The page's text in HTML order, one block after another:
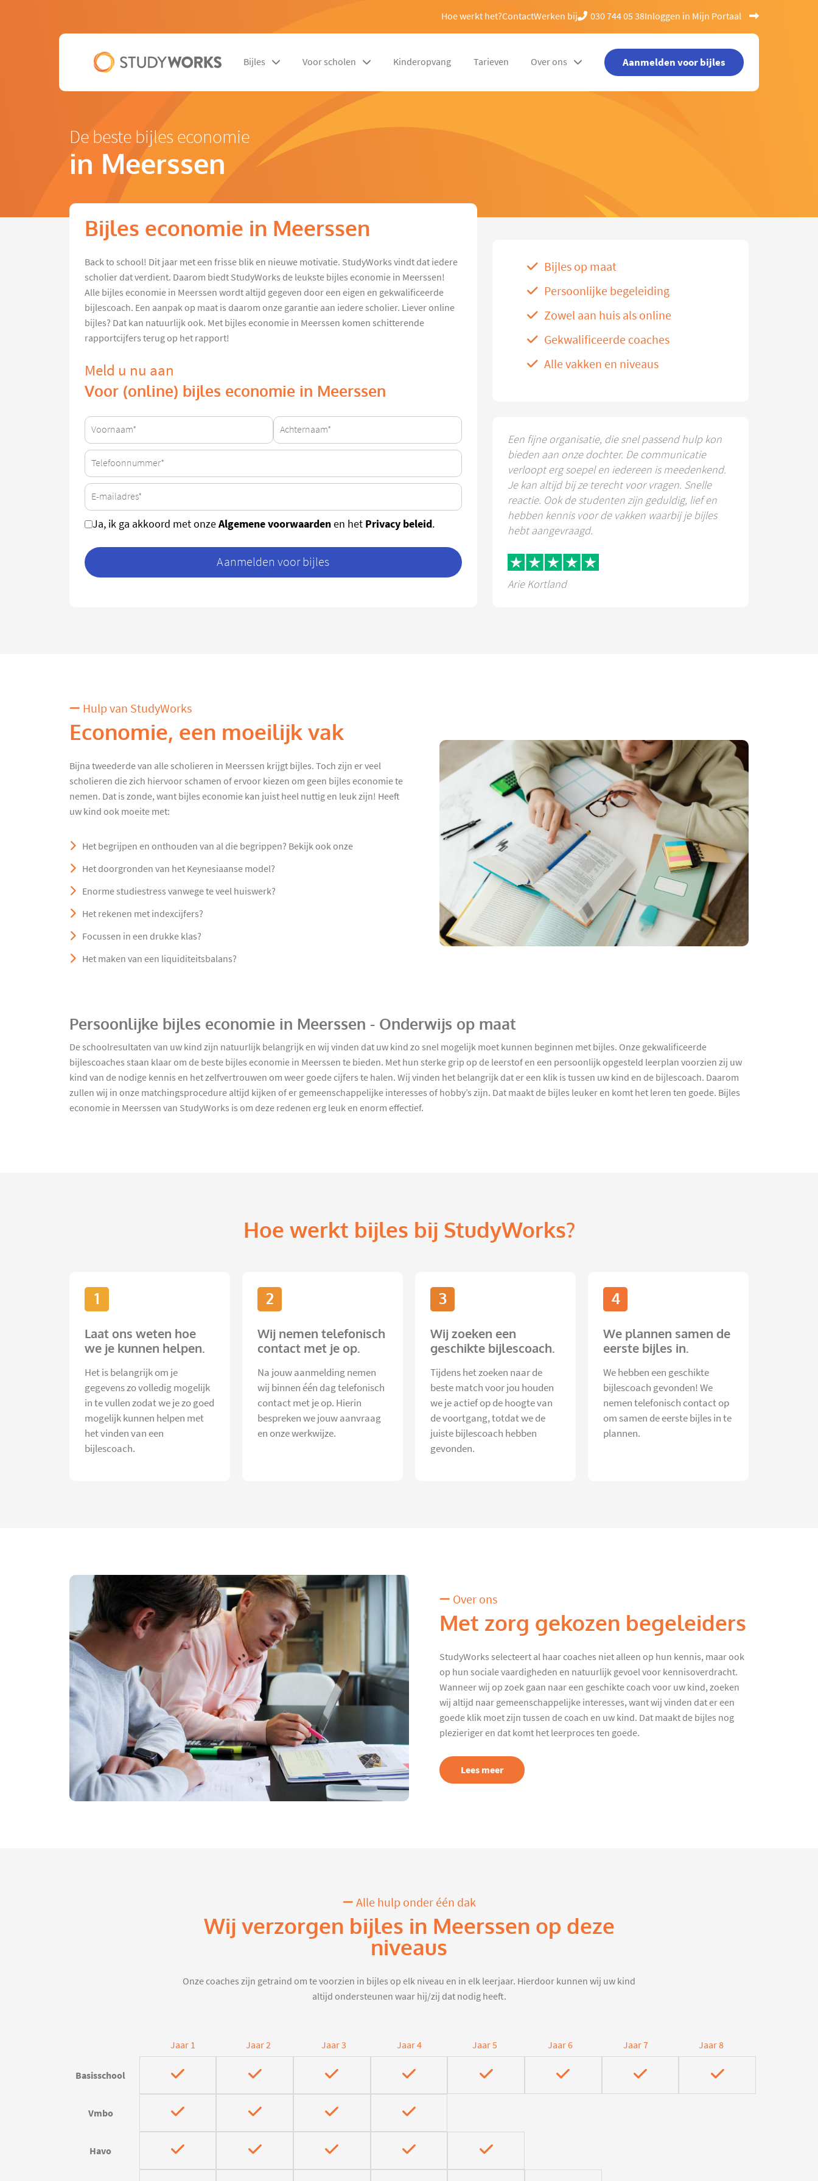
Hoe werkt het?ContactWerken bij 030 744 05 38Inloggen in Mijn Portaal
Bijles Voor scholen Kinderopvang Tarieven Over ons Aanmelden voor bijles
De beste bijles economie
in Meerssen
Bijles economie in Meerssen
Back to school! Dit jaar met een frisse blik en nieuwe motivatie. StudyWorks vindt dat iedere
scholier dat verdient. Daarom biedt StudyWorks de leukste bijles economie in Meerssen!
Alle bijles economie in Meerssen wordt altijd gegeven door een eigen en gekwalificeerde
bijlescoach. Een aanpak op maat is daarom onze garantie aan iedere scholier. Liever online
bijles? Dat kan natuurlijk ook. Met bijles economie in Meerssen komen schitterende
rapportcijfers terug op het rapport!
Meld u nu aan
Voor (online) bijles economie in Meerssen
Ja, ik ga akkoord met onzeAlgemene voorwaardenen het Privacy beleid.
Aanmelden voor bijles
Bijles op maat
Persoonlijke begeleiding
Zowel aan huis als online
Gekwalificeerde coaches
Alle vakken en niveaus
Een fijne organisatie, die snel passend hulp kon
bieden aan onze dochter. De communicatie
verloopt erg soepel en iedereen is meedenkend.
Je kan altijd bij ze terecht voor vragen. Snelle
reactie. Ook de studenten zijn geduldig, lief en
hebben kennis voor de vakken waarbij je bijles
hebt aangevraagd.
Arie Kortland
Hulp van StudyWorks
Economie, een moeilijk vak
Bijna tweederde van alle scholieren in Meerssen krijgt bijles. Toch zijn er veel
scholieren die zich hiervoor schamen of ervoor kiezen om geen bijles economie te
nemen. Dat is zonde, want bijles economie kan juist heel nuttig en leuk zijn! Heeft
uw kind ook moeite met:
Het begrijpen en onthouden van al die begrippen? Bekijk ook onze
Het doorgronden van het Keynesiaanse model?
Enorme studiestress vanwege te veel huiswerk?
Het rekenen met indexcijfers?
Focussen in een drukke klas?
Het maken van een liquiditeitsbalans?
Persoonlijke bijles economie in Meerssen - Onderwijs op maat
De schoolresultaten van uw kind zijn natuurlijk belangrijk en wij vinden dat uw kind zo snel mogelijk moet kunnen beginnen met bijles. Onze gekwalificeerde
bijlescoaches staan klaar om de beste bijles economie in Meerssen te bieden. Met hun sterke grip op de leerstof en een persoonlijk opgesteld leerplan voorzien zij uw
kind van de nodige kennis en het zelfvertrouwen om weer goede cijfers te halen. Wij vinden het belangrijk dat er een klik is tussen uw kind en de bijlescoach. Daarom
zullen wij in onze matchingsprocedure altijd kijken of er gemeenschappelijke interesses of hobby’s zijn. Dat maakt de bijles leuker en komt het leren ten goede. Bijles
economie in Meerssen van StudyWorks is om deze redenen erg leuk en enorm effectief.
Hoe werkt bijles bij StudyWorks?
1
Laat ons weten hoe
we je kunnen helpen.
Het is belangrijk om je
gegevens zo volledig mogelijk
in te vullen zodat we je zo goed
mogelijk kunnen helpen met
het vinden van een
bijlescoach.
2
Wij nemen telefonisch
contact met je op.
Na jouw aanmelding nemen
wij binnen één dag telefonisch
contact met je op. Hierin
bespreken we jouw aanvraag
en onze werkwijze.
3
Wij zoeken een
geschikte bijlescoach.
Tijdens het zoeken naar de
beste match voor jou houden
we je actief op de hoogte van
de voortgang, totdat we de
juiste bijlescoach hebben
gevonden.
4
We plannen samen de
eerste bijles in.
We hebben een geschikte
bijlescoach gevonden! We
nemen telefonisch contact op
om samen de eerste bijles in te
plannen.
Over ons
Met zorg gekozen begeleiders
StudyWorks selecteert al haar coaches niet alleen op hun kennis, maar ook
op hun sociale vaardigheden en natuurlijk gevoel voor kennisoverdracht.
Wanneer wij op zoek gaan naar een geschikte coach voor uw kind, zoeken
wij altijd naar gemeenschappelijke interesses, want wij vinden dat er een
goede klik moet zijn tussen de coach en uw kind. Dat maakt de bijles nog
plezieriger en dat komt het leerproces ten goede.
Lees meer
Alle hulp onder één dak
Wij verzorgen bijles in Meerssen op deze
niveaus
Onze coaches zijn getraind om te voorzien in bijles op elk niveau en in elk leerjaar. Hierdoor kunnen wij uw kind
altijd ondersteunen waar hij/zij dat nodig heeft.
Jaar 1 Jaar 2 Jaar 3 Jaar 4 Jaar 5 Jaar 6 Jaar 7 Jaar 8
Basisschool
Vmbo
Havo